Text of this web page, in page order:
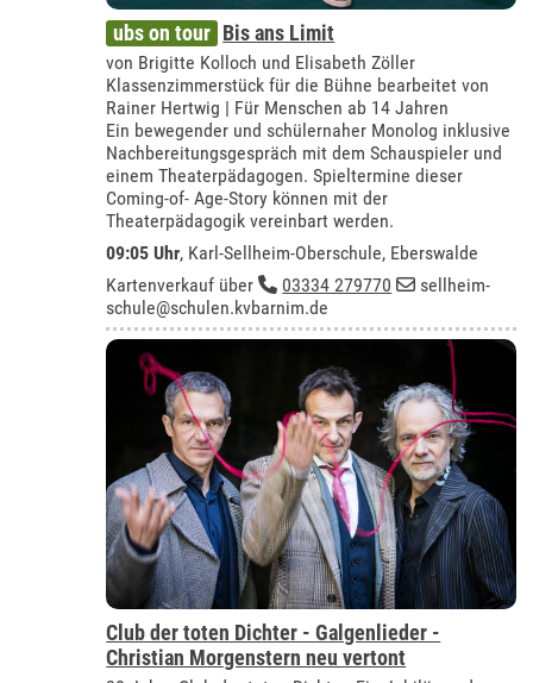
ubs on tour Bis ans Limit
von Brigitte Kolloch und Elisabeth Zöller
Klassenzimmerstück für die Bühne bearbeitet von
Rainer Hertwig | Für Menschen ab 14 Jahren
Ein bewegender und schülernaher Monolog inklusive
Nachbereitungsgespräch mit dem Schauspieler und
einem Theaterpädagogen. Spieltermine dieser
Coming-of- Age-Story können mit der
Theaterpädagogik vereinbart werden.
09:05 Uhr, Karl-Sellheim-Oberschule, Eberswalde
Kartenverkauf über
03334 279770
sellheim-
schule@schulen.kvbarnim.de
Club der toten Dichter - Galgenlieder -
Christian Morgenstern neu vertont